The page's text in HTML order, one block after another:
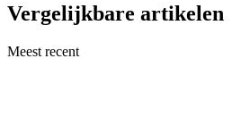
Vergelijkbare artikelen
Meest recent